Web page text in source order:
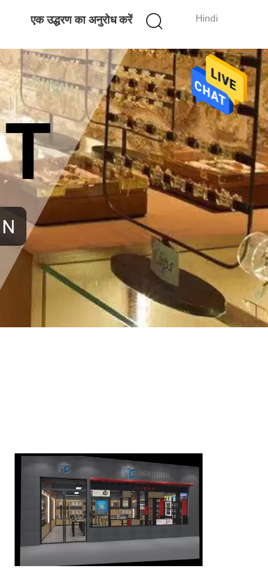
Hindi
एक उद्धरण का अनुरोध करें